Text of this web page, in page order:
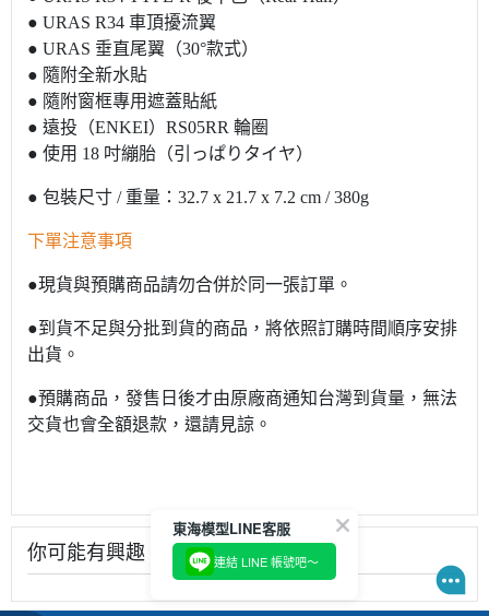
● URAS R34 車頂擾流翼
● URAS 垂直尾翼（30°款式）
● 隨附全新水貼
● 隨附窗框專用遮蓋貼紙
● 遠投（ENKEI）RS05RR 輪圈
● 使用 18 吋繃胎（引っぱりタイヤ）
● 包裝尺寸 / 重量：32.7 x 21.7 x 7.2 cm / 380g
下單注意事項
●現貨與預購商品請勿合併於同一張訂單。
●到貨不足與分批到貨的商品，將依照訂購時間順序安排
出貨。
●預購商品，發售日後才由原廠商通知台灣到貨量，無法
交貨也會全額退款，還請見諒。
你可能有興趣
東海模型LINE客服
連結 LINE 帳號吧～